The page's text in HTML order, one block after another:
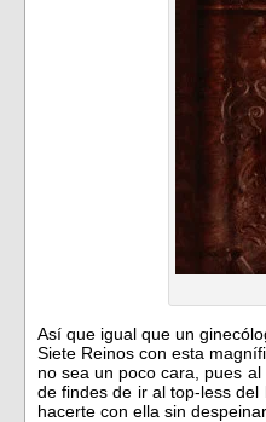
Así que igual que un
Siete Reinos con esta
no sea un poco cara, pues
de findes de ir al top-less
hacerte con ella sin